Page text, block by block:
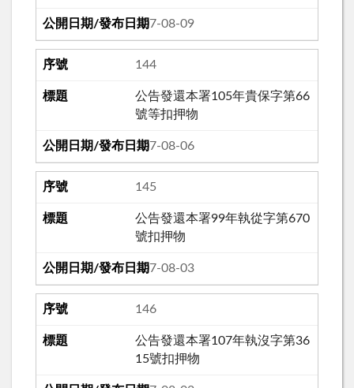
107-08-09
144
公告發還本署105年貴保字第66
號等扣押物
107-08-06
145
公告發還本署99年執從字第670
號扣押物
107-08-03
146
公告發還本署107年執沒字第36
15號扣押物